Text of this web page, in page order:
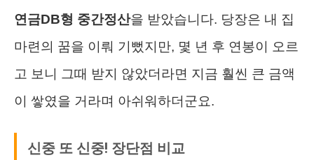
연금DB형 중간정산을 받았습니다. 당장은 내 집
마련의 꿈을 이뤄 기뻤지만, 몇 년 후 연봉이 오르
고 보니 그때 받지 않았더라면 지금 훨씬 큰 금액
이 쌓였을 거라며 아쉬워하더군요.
신중 또 신중! 장단점 비교